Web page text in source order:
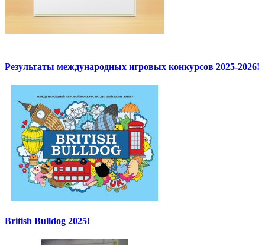
Результаты международных игровых конкурсов 2025-2026!
British Bulldog 2025!